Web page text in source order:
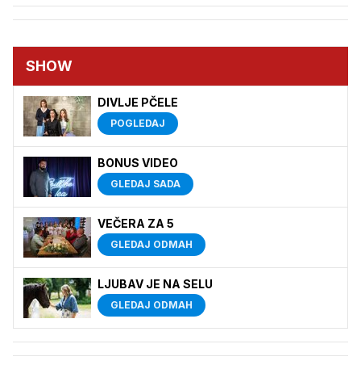
SHOW
DIVLJE PČELE
POGLEDAJ
BONUS VIDEO
GLEDAJ SADA
VEČERA ZA 5
GLEDAJ ODMAH
LJUBAV JE NA SELU
GLEDAJ ODMAH